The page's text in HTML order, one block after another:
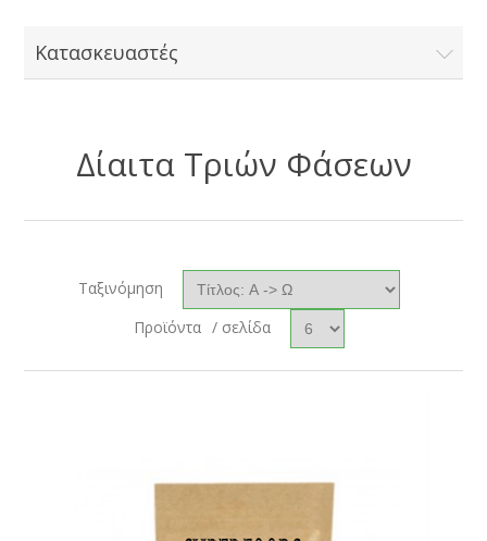
Κατασκευαστές
Δίαιτα Τριών Φάσεων
Ταξινόμηση
Προϊόντα / σελίδα